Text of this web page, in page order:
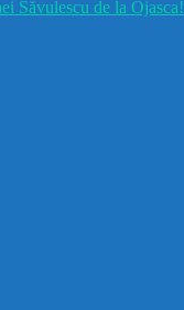
Săvulescu de la Ojasca!